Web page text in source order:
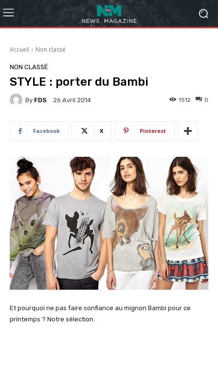
Accueil Non classé
NON CLASSÉ
STYLE : porter du Bambi
By FDS 26 Avril 2014 0
1512
Facebook X Pinterest
Et pourquoi ne pas faire confiance au mignon Bambi pour ce
printemps ? Notre sélection.